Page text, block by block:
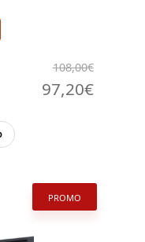
108,00€
108,00€.
97,20€Il
PROMO